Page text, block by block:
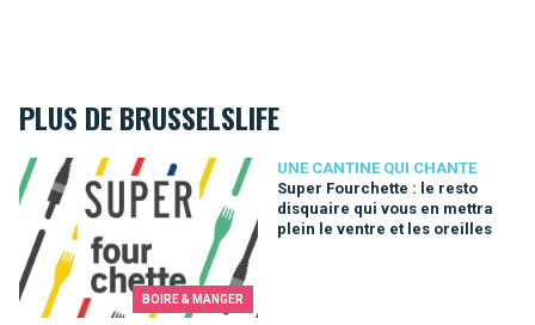
PLUS DE BRUSSELSLIFE
BOIRE & MANGER
UNE CANTINE QUI CHANTE
Super Fourchette : le resto
disquaire qui vous en mettra
plein le ventre et les oreilles
Super Fourchette : le resto disquaire qui vous en mettra